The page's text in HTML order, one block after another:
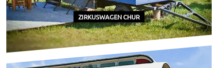
ZIRKUSWAGEN CHUR
Heading